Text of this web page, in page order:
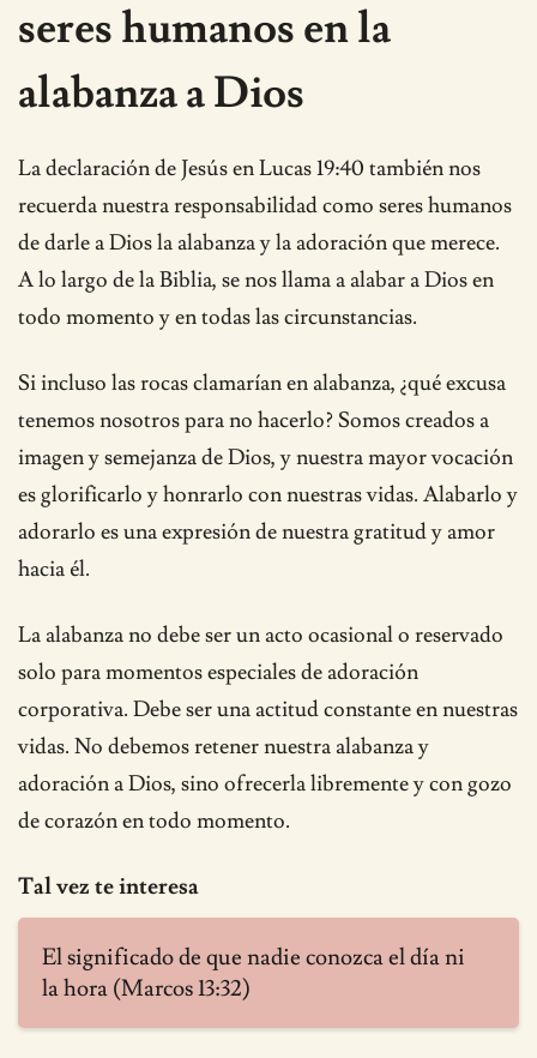
seres humanos en la
alabanza a Dios
La declaración de Jesús en Lucas 19:40 también nos
recuerda nuestra responsabilidad como seres humanos
de darle a Dios la alabanza y la adoración que merece.
A lo largo de la Biblia, se nos llama a alabar a Dios en
todo momento y en todas las circunstancias.
Si incluso las rocas clamarían en alabanza, ¿qué excusa
tenemos nosotros para no hacerlo? Somos creados a
imagen y semejanza de Dios, y nuestra mayor vocación
es glorificarlo y honrarlo con nuestras vidas. Alabarlo y
adorarlo es una expresión de nuestra gratitud y amor
hacia él.
La alabanza no debe ser un acto ocasional o reservado
solo para momentos especiales de adoración
corporativa. Debe ser una actitud constante en nuestras
vidas. No debemos retener nuestra alabanza y
adoración a Dios, sino ofrecerla libremente y con gozo
de corazón en todo momento.
Tal vez te interesa
El significado de que nadie conozca el día ni
la hora (Marcos 13:32)